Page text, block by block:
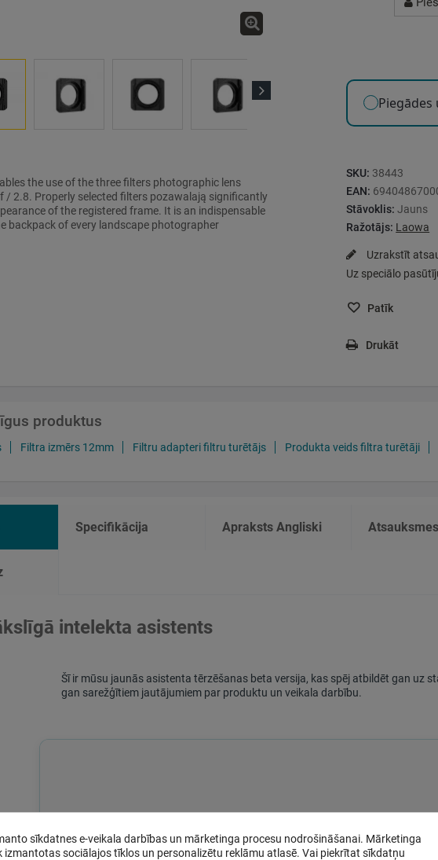
sīkdatnes e-veikala darbības un mārketinga procesu nodrošināšanai. Mārketinga
izmantotas sociālajos tīklos un personalizētu reklāmu atlasē. Vai piekrītat sīkdatņu
the use of the three filters photographic lens
/ 2.8. Properly selected filters pozawalają significantly
of the registered frame. It is an indispensable
backpack of every landscape photographer
Piegādes
SKU: 38443
EAN:
Stāvoklis: Jauns
Ražotājs: Laowa
Uzrakstīt
Uz speciālo
Patīk
Drukāt
produktus
Filtra izmērs 12mm Filtru adapteri filtru turētājs Produkta veids filtra turētāji
Specifikācija Apraksts Angliski Atsauksmes
intelekta asistents
Šī ir mūsu jaunās asistenta tērzēšanas beta versija, kas spēj atbildēt gan uz
gan sarežģītiem jautājumiem par produktu un veikala darbību.